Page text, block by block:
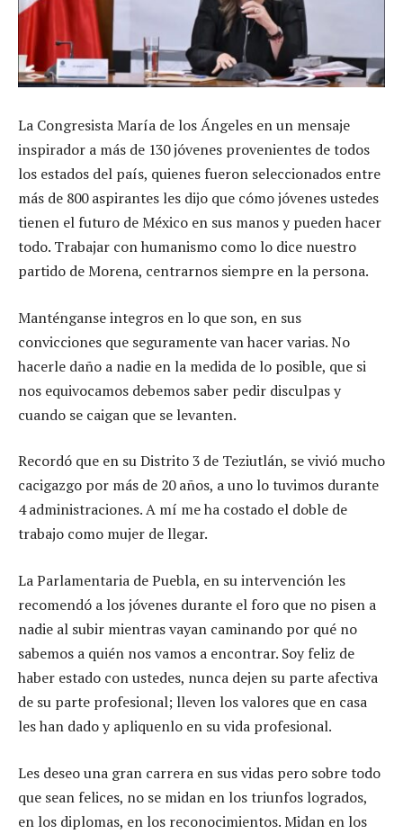
La Congresista María de los Ángeles en un mensaje
inspirador a más de 130 jóvenes provenientes de todos
los estados del país, quienes fueron seleccionados entre
más de 800 aspirantes les dijo que cómo jóvenes ustedes
tienen el futuro de México en sus manos y pueden hacer
todo. Trabajar con humanismo como lo dice nuestro
partido de Morena, centrarnos siempre en la persona.
Manténganse integros en lo que son, en sus
convicciones que seguramente van hacer varias. No
hacerle daño a nadie en la medida de lo posible, que si
nos equivocamos debemos saber pedir disculpas y
cuando se caigan que se levanten.
Recordó que en su Distrito 3 de Teziutlán, se vivió mucho
cacigazgo por más de 20 años, a uno lo tuvimos durante
4 administraciones. A mí me ha costado el doble de
trabajo como mujer de llegar.
La Parlamentaria de Puebla, en su intervención les
recomendó a los jóvenes durante el foro que no pisen a
nadie al subir mientras vayan caminando por qué no
sabemos a quién nos vamos a encontrar. Soy feliz de
haber estado con ustedes, nunca dejen su parte afectiva
de su parte profesional; lleven los valores que en casa
les han dado y apliquenlo en su vida profesional.
Les deseo una gran carrera en sus vidas pero sobre todo
que sean felices, no se midan en los triunfos logrados,
en los diplomas, en los reconocimientos. Midan en los